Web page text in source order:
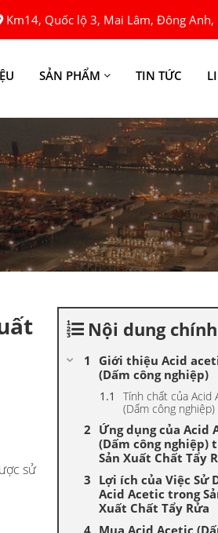
Km14, Quốc lộ 3, Mai Lâm, Đông Anh,
SẢN PHẨM TIN TỨC
sử
Nội dung chính
Giới thiệu Acid
(Dấm công nghiệp)
Tính chất của Acid
(Dấm công nghiệp)
Ứng dụng của Acid
(Dấm công nghiệp)
Sản Xuất Chất Tẩy
Lợi ích của Việc Sử
Acid Acetic trong
Xuất Chất Tẩy Rửa